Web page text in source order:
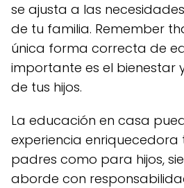
se ajusta a las
de tu familia. Remember
única forma correcta de
importante es el bienestar
de tus hijos.
La educación en casa
experiencia
padres como para hijos,
aborde con